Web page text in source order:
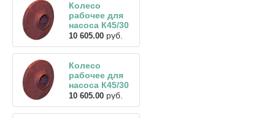
Колесо
рабочее для
насоса К45/30
10 605.00 руб.
Колесо
рабочее для
насоса К45/30
10 605.00 руб.